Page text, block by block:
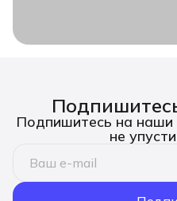
Подпишитесь на наши
не